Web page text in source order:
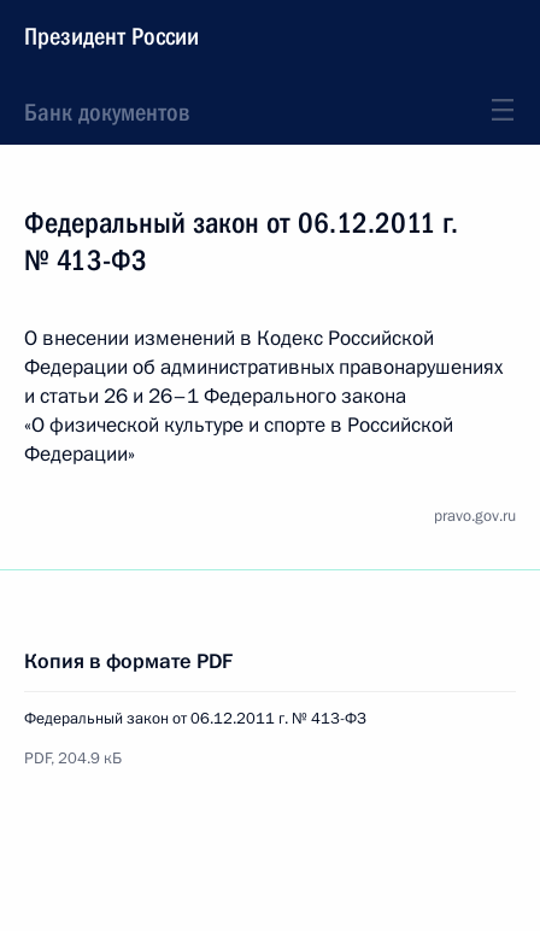
Президент России
Банк документов
Федеральный закон от 06.12.2011 г.
№ 413-ФЗ
О внесении изменений в Кодекс Российской
Федерации об административных правонарушениях
и статьи 26 и 26–1 Федерального закона
«О физической культуре и спорте в Российской
Федерации»
pravo.gov.ru
Копия в формате PDF
Федеральный закон от 06.12.2011 г. № 413-ФЗ
PDF, 204.9 кБ